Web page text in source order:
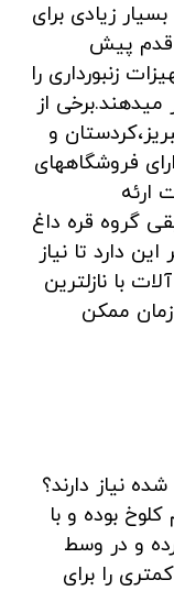
زیادی برای
قدم پیش
زنبورداری را
میدهند.برخی از
و
فروشگاههای
ارئه
گروه قره داغ
دارد تا نیاز
با نازلترین
ممکن
نیاز دارند؟
بوده و با
و در وسط
را برای